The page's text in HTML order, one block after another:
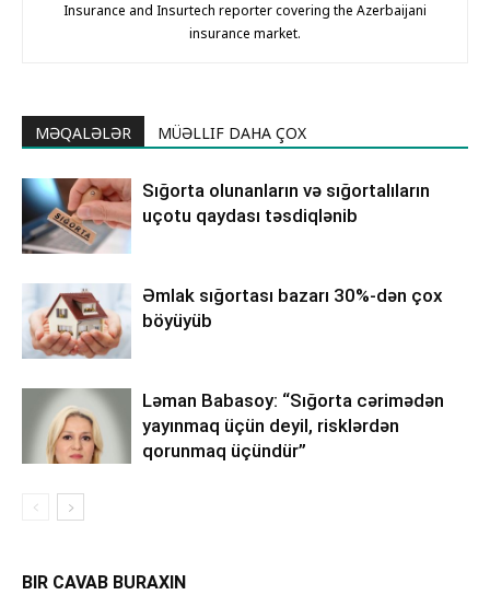
Insurance and Insurtech reporter covering the Azerbaijani
insurance market.
MƏQALƏLƏR MÜƏLLIF DAHA ÇOX
Sığorta olunanların və sığortalıların
uçotu qaydası təsdiqlənib
Əmlak sığortası bazarı 30%-dən çox
böyüyüb
Ləman Babasoy: “Sığorta cərimədən
yayınmaq üçün deyil, risklərdən
qorunmaq üçündür”
BIR CAVAB BURAXIN